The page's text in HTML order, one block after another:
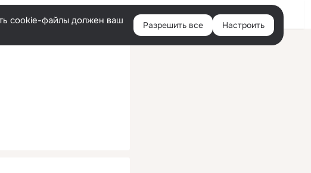
Русский Войти
cookie-файлы должен ваш
Разрешить все Настроить